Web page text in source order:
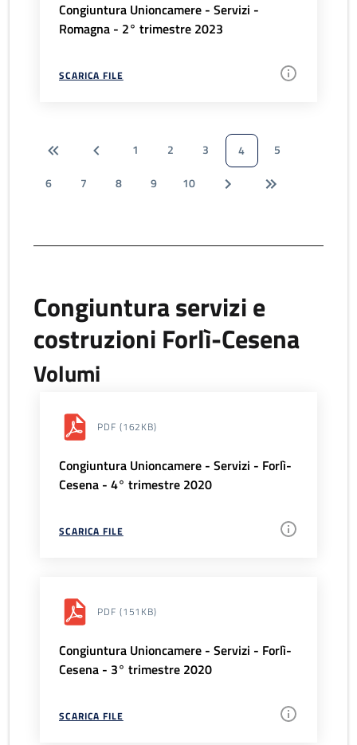
Congiuntura Unioncamere - Servizi -
Romagna - 2° trimestre 2023
SCARICA FILE
1 2 3 4
5
6
7 8 9 10
Congiuntura servizi e
costruzioni Forlì-Cesena
Volumi
PDF (162KB)
Congiuntura Unioncamere - Servizi - Forlì-
Cesena - 4° trimestre 2020
SCARICA FILE
PDF (151KB)
Congiuntura Unioncamere - Servizi - Forlì-
Cesena - 3° trimestre 2020
SCARICA FILE